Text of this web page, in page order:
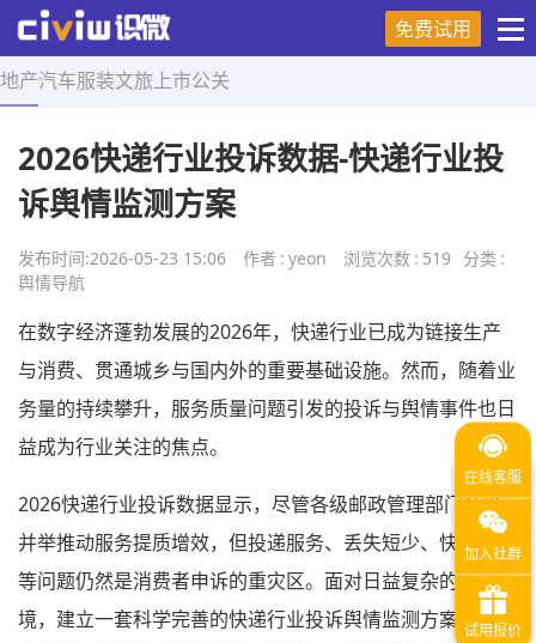
免费试用
地产汽车服装文旅 上市公关
首页 > 舆情导航 > 正文
2026快递行业投诉数据-快递行业投
诉舆情监测方案
发布时间:2026-05-23 15:06 作者 : yeon 浏览次数 : 519 分类 :
舆情导航
在数字经济蓬勃发展的2026年，快递行业已成为链接生产
与消费、贯通城乡与国内外的重要基础设施。然而，随着业
务量的持续攀升，服务质量问题引发的投诉与舆情事件也日
益成为行业关注的焦点。
2026快递行业投诉数据显示，尽管各级邮政管理部门多措
并举推动服务提质增效，但投递服务、丢失短少、快件损毁
等问题仍然是消费者申诉的重灾区。面对日益复杂的舆论环
境，建立一套科学完善的快递行业投诉舆情监测方案，已成